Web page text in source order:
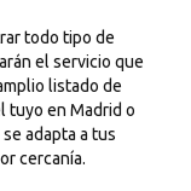
todo tipo de
el servicio que
listado de
tuyo en Madrid o
adapta a tus
cercanía.